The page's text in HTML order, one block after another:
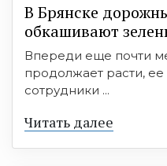
В Брянске
обкашивают
Впереди еще почти
продолжает расти,
сотрудники ...
Читать далее